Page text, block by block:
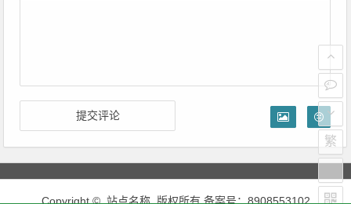
Copyright © 站点名称 版权所有.备案号：8908553102
繁